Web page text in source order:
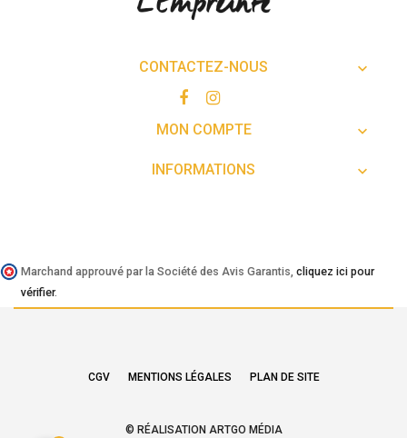
CONTACTEZ-NOUS 
MON COMPTE 
INFORMATIONS 
Marchand approuvé par la Société des Avis Garantis, cliquez ici pour
vérifier.
CGV MENTIONS LÉGALES PLAN DE SITE
© RÉALISATION ARTGO MÉDIA